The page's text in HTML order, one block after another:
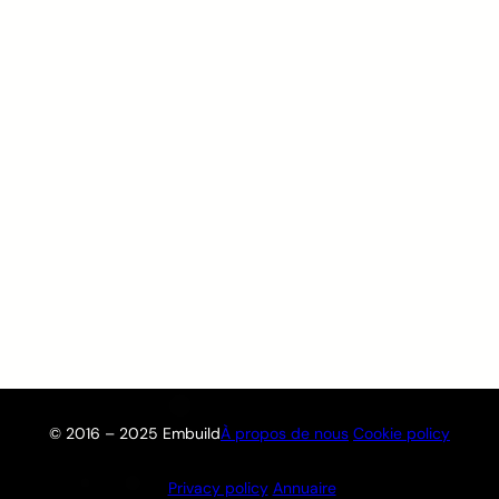
© 2016 – 2025 EmbuildÀ propos de nous Cookie policy
Privacy policy Annuaire